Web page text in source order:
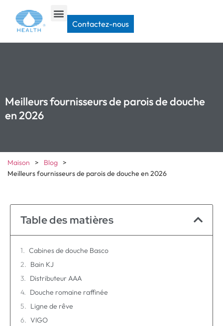
Contactez-nous
Meilleurs fournisseurs de parois de douche
en 2026
Maison > Blog >
Meilleurs fournisseurs de parois de douche en 2026
Table des matières
Cabines de douche Basco
Bain KJ
Distributeur AAA
Douche romaine raffinée
Ligne de rêve
VIGO